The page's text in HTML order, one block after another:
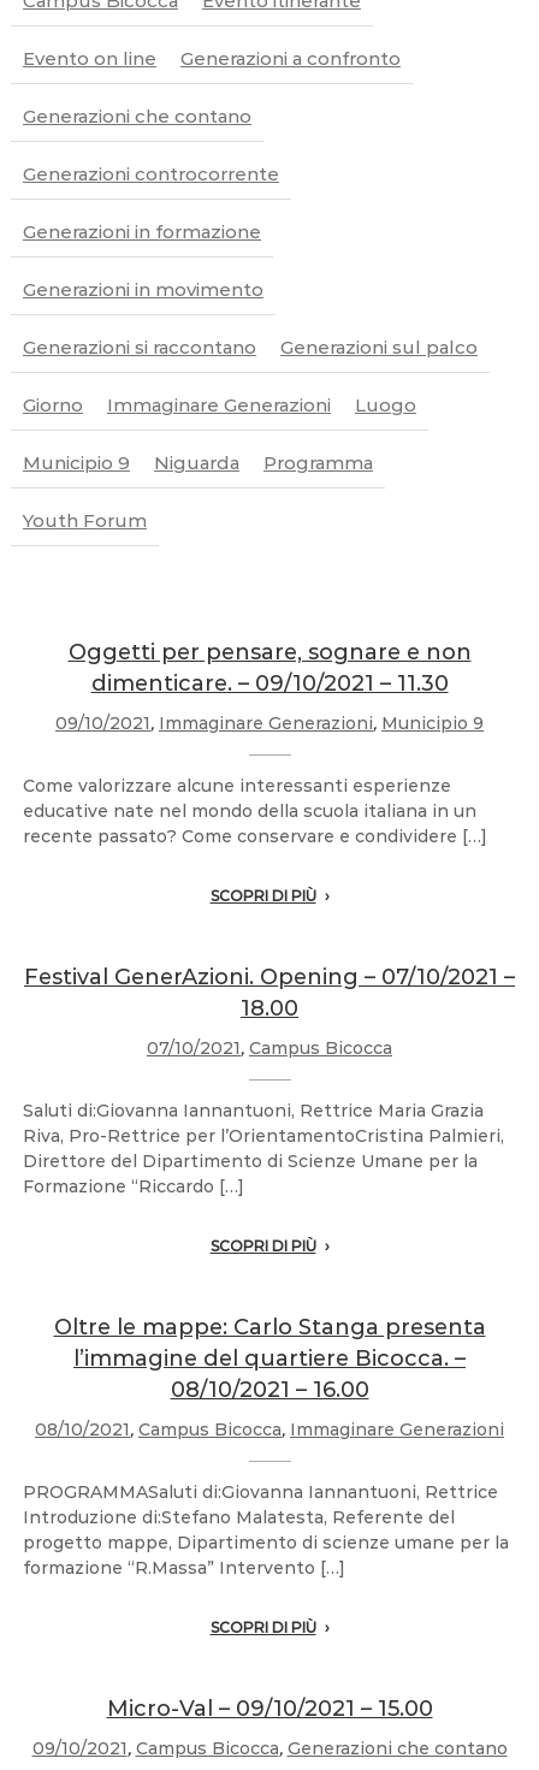
iM
S
i
Evento on line Generazioni a confronto
Generazioni che contano
Generazioni controcorrente
Generazioni in formazione
Generazioni in movimento
Generazioni si raccontano Generazioni sul palco
Giorno Immaginare Generazioni Luogo
Municipio 9 Niguarda Programma
Youth Forum
Oggetti per pensare, sognare e non
dimenticare. – 09/10/2021 – 11.30
09/10/2021, Immaginare Generazioni, Municipio 9
Come valorizzare alcune interessanti esperienze
educative nate nel mondo della scuola italiana in un
recente passato? Come conservare e condividere […]
SCOPRI DI PIÙ
Festival GenerAzioni. Opening – 07/10/2021 –
18.00
07/10/2021, Campus Bicocca
Saluti di:Giovanna Iannantuoni, Rettrice Maria Grazia
Riva, Pro-Rettrice per l’OrientamentoCristina Palmieri,
Direttore del Dipartimento di Scienze Umane per la
Formazione “Riccardo […]
SCOPRI DI PIÙ
Oltre le mappe: Carlo Stanga presenta
l’immagine del quartiere Bicocca. –
08/10/2021 – 16.00
08/10/2021, Campus Bicocca, Immaginare Generazioni
PROGRAMMASaluti di:Giovanna Iannantuoni, Rettrice
Introduzione di:Stefano Malatesta, Referente del
progetto mappe, Dipartimento di scienze umane per la
formazione “R.Massa” Intervento […]
SCOPRI DI PIÙ
Micro-Val – 09/10/2021 – 15.00
09/10/2021, Campus Bicocca, Generazioni che contano